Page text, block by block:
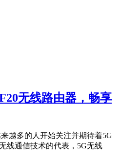
无线路由器，畅享
越多的人开始关注并期待着5G
线通信技术的代表，5G无线